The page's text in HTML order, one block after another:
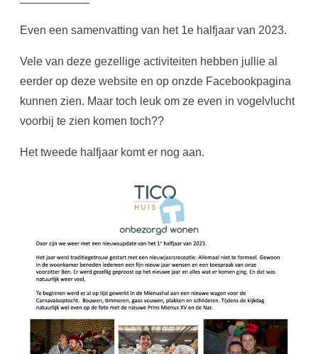
Even een samenvatting van het 1e halfjaar van 2023.
Vele van deze gezellige activiteiten hebben jullie al
eerder op deze website en op onzde Facebookpagina
kunnen zien. Maar toch leuk om ze even in vogelvlucht
voorbij te zien komen toch??
Het tweede halfjaar komt er nog aan.